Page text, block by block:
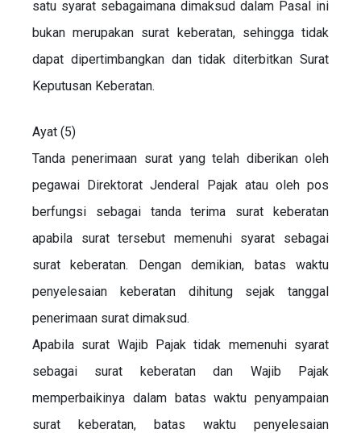
satu syarat sebagaimana dimaksud dalam Pasal ini
bukan merupakan surat keberatan, sehingga tidak
dapat dipertimbangkan dan tidak diterbitkan Surat
Keputusan Keberatan.
Ayat (5)
Tanda penerimaan surat yang telah diberikan oleh
pegawai Direktorat Jenderal Pajak atau oleh pos
berfungsi sebagai tanda terima surat keberatan
apabila surat tersebut memenuhi syarat sebagai
surat keberatan. Dengan demikian, batas waktu
penyelesaian keberatan dihitung sejak tanggal
penerimaan surat dimaksud.
Apabila surat Wajib Pajak tidak memenuhi syarat
sebagai surat keberatan dan Wajib Pajak
memperbaikinya dalam batas waktu penyampaian
surat keberatan, batas waktu penyelesaian